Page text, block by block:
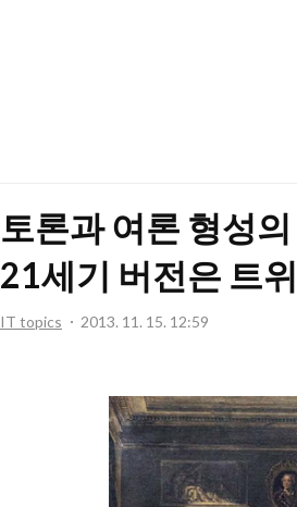
토론과 여론 형성
21세기 버전은 트
IT topics 2013. 11. 15. 12:59